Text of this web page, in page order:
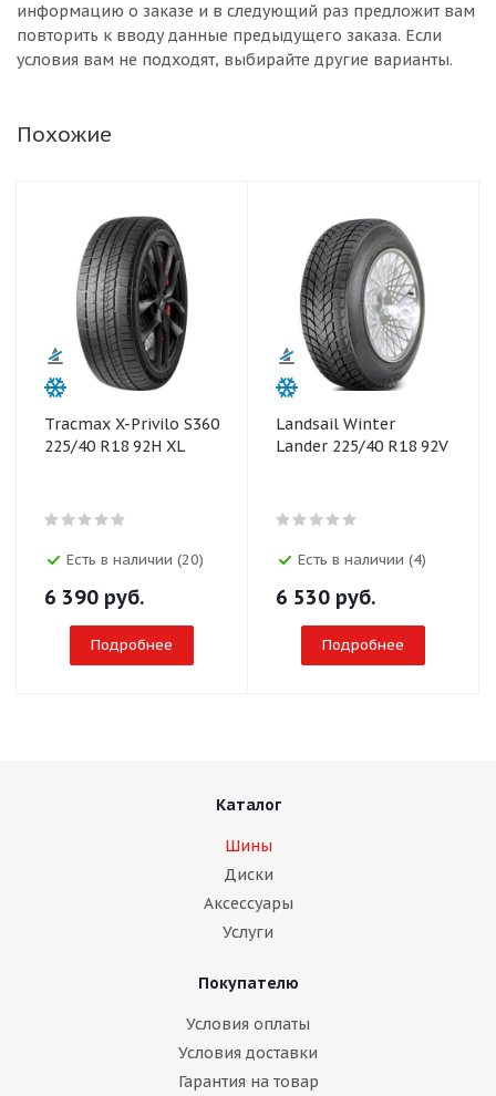
информацию о заказе и в следующий раз предложит вам
повторить к вводу данные предыдущего заказа. Если
условия вам не подходят, выбирайте другие варианты.
Похожие
Tracmax X-Privilo S360
225/40 R18 92H XL
Есть в наличии (20)
6 390 руб.
Подробнее
Landsail Winter
Lander 225/40 R18 92V
Есть в наличии (4)
6 530 руб.
Подробнее
Каталог
Шины
Диски
Аксессуары
Услуги
Покупателю
Условия оплаты
Условия доставки
Гарантия на товар